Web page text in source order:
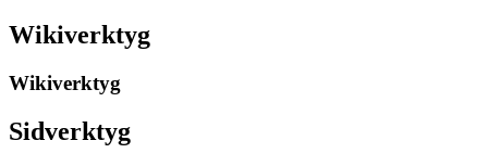
Wikiverktyg
Wikiverktyg
Sidverktyg